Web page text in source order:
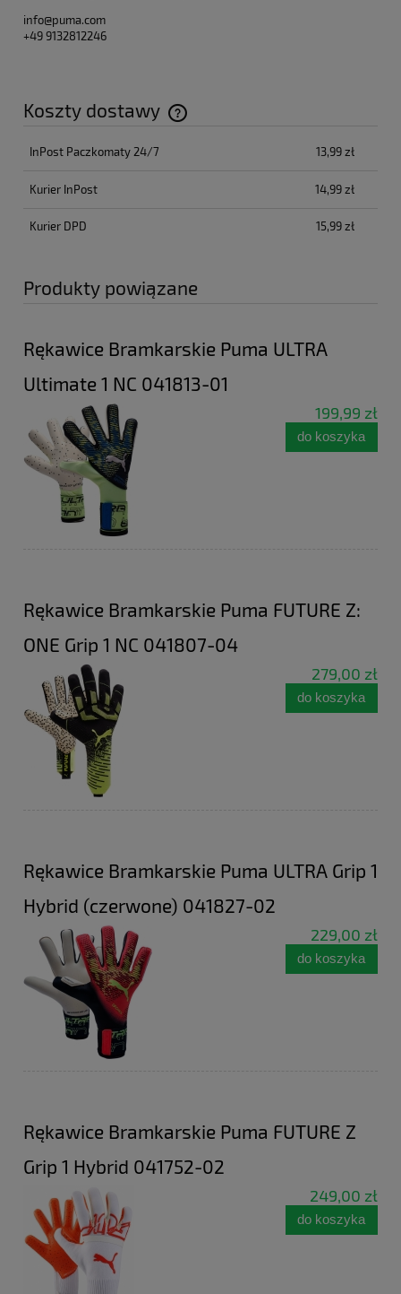
info@puma.com
+49 9132812246
Koszty dostawy
Cena nie zawiera ewentualnych kosztów płatności
InPost Paczkomaty 24/7 13,99 zł
Kurier InPost 14,99 zł
Kurier DPD 15,99 zł
Produkty powiązane
Rękawice Bramkarskie Puma ULTRA
Ultimate 1 NC 041813-01
199,99 zł
do koszyka
Rękawice Bramkarskie Puma FUTURE Z:
ONE Grip 1 NC 041807-04
279,00 zł
do koszyka
Rękawice Bramkarskie Puma ULTRA Grip 1
Hybrid (czerwone) 041827-02
229,00 zł
do koszyka
Rękawice Bramkarskie Puma FUTURE Z
Grip 1 Hybrid 041752-02
249,00 zł
do koszyka